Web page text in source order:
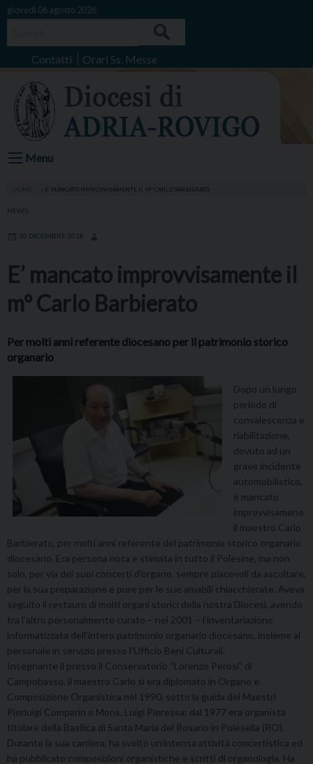
Skip
giovedì 06 agosto 2026
Contatti Orari Ss. Messe
Menu
HOME E’ MANCATO IMPROVVISAMENTE IL M° CARLO BARBIERATO
NEWS
30 DICEMBRE 2018
E’ mancato improvvisamente il
m° Carlo Barbierato
Per molti anni referente diocesano per il patrimonio storico
organario
Dopo un lungo
periodo di
convalescenza e
riabilitazione,
dovuto ad un
grave incidente
automobilistico,
è mancato
improvvisamene
il maestro Carlo
Barbierato, per molti anni referente del patrimonio storico organario
diocesano. Era persona nota e stimata in tutto il Polesine, ma non
solo, per via dei suoi concerti d’organo, sempre piacevoli da ascoltare,
per la sua preparazione e pure per le sue amabili chiacchierate. Aveva
seguito il restauro di molti organi storici della nostra Diocesi, avendo
tra l’altro personalmente curato – nel 2001 – l’inventariazione
informatizzata dell’intero patrimonio organario diocesano, insieme al
personale in servizio presso l’Ufficio Beni Culturali.
Insegnante il presso il Conservatorio “Lorenzo Perosi” di
Campobasso, il maestro Carlo si era diplomato in Organo e
Composizione Organistica nel 1990, sotto la guida dei Maestri
Pierluigi Comparin e Mons. Luigi Pieressa; dal 1977 era organista
titolare della Basilica di Santa Maria del Rosario in Polesella (RO).
Durante la sua carriera, ha svolto un’intensa attività concertistica ed
ha pubblicato composizioni organistiche e scritti di organologia. Ha